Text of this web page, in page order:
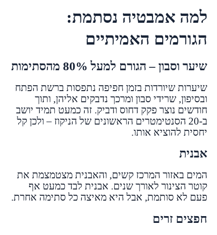
למה אמבטיה נסתמת:
הגורמים האמיתיים
שיער וסבון – הגורם למעל 80% מהסתימות
שיערות שיורדות בזמן חפיפה נתפסות ברשת הפתח
ובסיפון, שרידי סבון ומרכך נדבקים אליהן, ותוך
חודשים נוצר פקק דחוס ודביק. זה כמעט תמיד יושב
ב-20 הסנטימטרים הראשונים של הניקוז – ולכן קל
יחסית להוציא אותו.
אבנית
המים באזור המרכז קשים, והאבנית מצטמצמת את
קוטר הצינור לאורך שנים. אבנית לבד כמעט אף
פעם לא סותמת, אבל היא מאיצה כל סתימה אחרת.
חפצים זרים